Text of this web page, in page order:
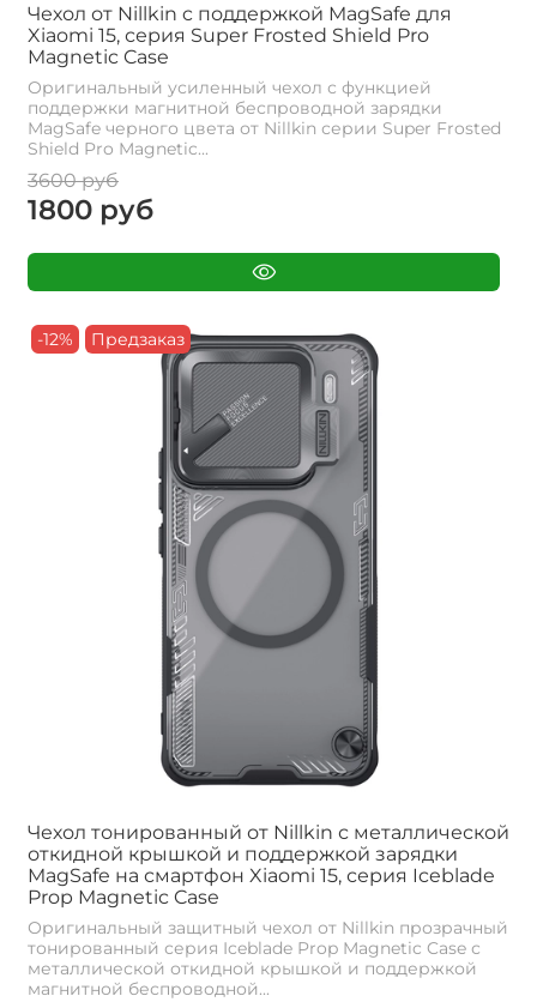
Чехол от Nillkin c поддержкой MagSafe для
Xiaomi 15, серия Super Frosted Shield Pro
Magnetic Case
Оригинальный усиленный чехол с функцией
поддержки магнитной беспроводной зарядки
MagSafe черного цвета от Nillkin серии Super Frosted
Shield Pro Magnetic...
3600 руб
1800 руб
-12% Предзаказ
Чехол тонированный от Nillkin с металлической
откидной крышкой и поддержкой зарядки
MagSafe на смартфон Xiaomi 15, серия Iceblade
Prop Magnetic Case
Оригинальный защитный чехол от Nillkin прозрачный
тонированный серия Iceblade Prop Magnetic Case с
металлической откидной крышкой и поддержкой
магнитной беспроводной...